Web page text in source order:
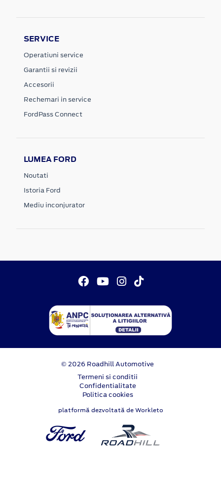
SERVICE
Operatiuni service
Garantii si revizii
Accesorii
Rechemari in service
FordPass Connect
LUMEA FORD
Noutati
Istoria Ford
Mediu inconjurator
© 2026 Roadhill Automotive
Termeni si conditii
Confidentialitate
Politica cookies
platformă dezvoltată de Workleto